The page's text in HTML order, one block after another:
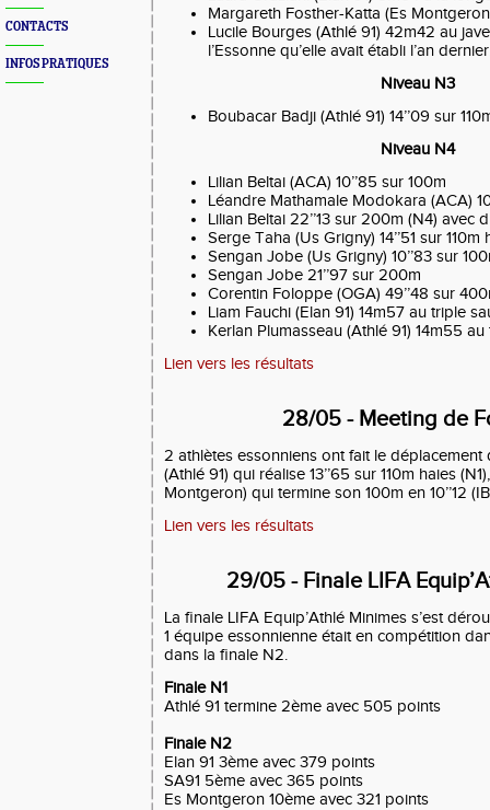
CONTACTS
INFOS PRATIQUES
Margareth Fosther-Katta (Es
Lucile Bourges (Athlé 91) 42m42 au
l’Essonne qu’elle avait établi l’an
Niveau N3
Boubacar Badji (Athlé 91) 14’’09 sur
Niveau N4
Lilian Beltai (ACA) 10’’85 sur 100m
Léandre Mathamale Modokara (ACA)
Lilian Beltai 22’’13 sur 200m (N4) avec
Serge Taha (Us Grigny) 14’’51 sur 110m
Sengan Jobe (Us Grigny) 10’’83 sur
Sengan Jobe 21’’97 sur 200m
Corentin Foloppe (OGA) 49’’48 sur
Liam Fauchi (Elan 91) 14m57 au triple
Kerlan Plumasseau (Athlé 91) 14m55
Lien vers les résultats
28/05 - Meeting de
2 athlètes essonniens ont fait le déplacement
(Athlé 91) qui réalise 13’’65 sur 110m haies
Montgeron) qui termine son 100m en 10’’12
Lien vers les résultats
29/05 - Finale LIFA
La finale LIFA Equip’Athlé Minimes s’est
1 équipe essonnienne était en compétition
dans la finale N2.
Finale N1
Athlé 91 termine 2ème avec 505 points
Finale N2
Elan 91 3ème avec 379 points
SA91 5ème avec 365 points
Es Montgeron 10ème avec 321 points